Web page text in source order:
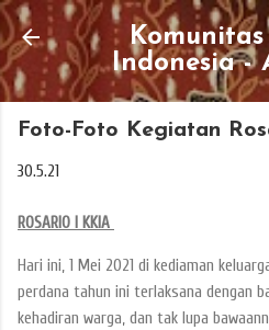
Skip to
Indonesia -
Foto-Foto Kegiatan
30.5.21
ROSARIO I KKIA
Hari ini, 1 Mei 2021 di kediaman
perdana tahun ini terlaksana dengan
kehadiran warga, dan tak lupa